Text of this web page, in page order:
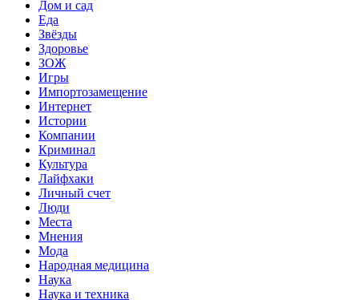
Дом и сад
Еда
Звёзды
Здоровье
ЗОЖ
Игры
Импортозамещение
Интернет
Истории
Компании
Криминал
Культура
Лайфхаки
Личный счет
Люди
Места
Мнения
Мода
Народная медицина
Наука
Наука и техника